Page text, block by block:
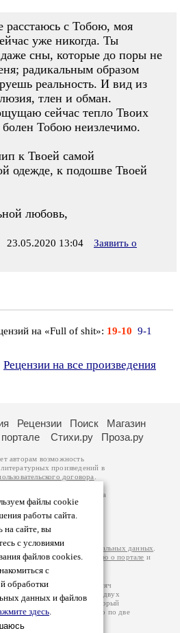
расстаюсь с Тобою, моя
уже никогда. Ты
сны, которые до поры не
радикальным образом
реальность. И вид из
тлен и обман.
сейчас тепло Твоих
Тобою неизлечимо.
к Твоей самой
одежде, к подошве Твоей
любовь,
23.05.2020 13:04
Заявить о
на «Full of shit»: 19-10 9-1
Рецензии на все произведения
файлы cookie
работы сайта.
на сайте, вы
с условиями
файлов cookies.
с
обработки
данных и файлов
здесь.
Рецензии Поиск
Магазин
Стихи.ру Проза.ру
авторам возможность
произведений в
договора
принадлежат авторам
произведений возможна
к которому вы можете
Ответственность за
самостоятельно на
изаконодательства
Политики обработки персональных данных
более подробнуюинформацию о портале и
Стихи.ру – порядка 200 тысяч
сумме просматривают более двух
посещаемости, который
В каждой графе указано по две
количество посетителей.